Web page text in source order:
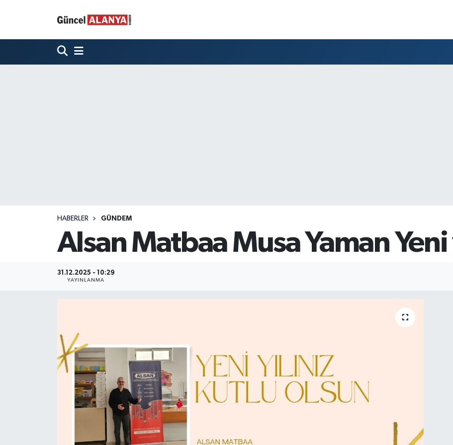
HABERLER GÜNDEM
Alsan Matbaa Musa Yaman Yeni
31.12.2025 - 10:29
YAYINLANMA